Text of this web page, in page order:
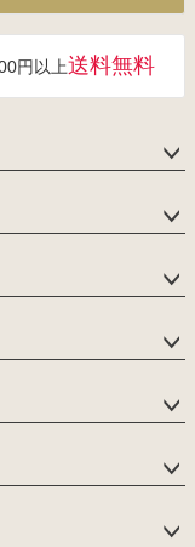
へ
円以上送料無料